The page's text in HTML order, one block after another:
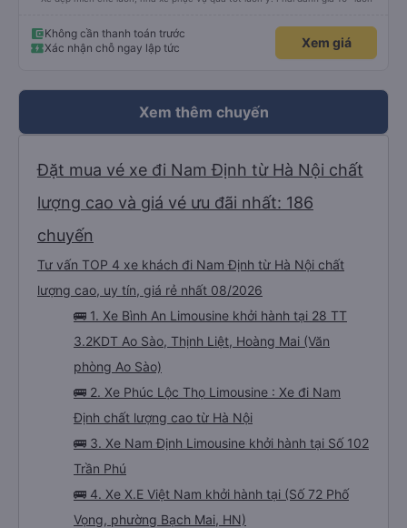
Không cần thanh toán trước
Xác nhận chỗ ngay lập tức
Xem giá
Xem thêm chuyến
Đặt mua vé xe đi Nam Định từ Hà Nội chất
lượng cao và giá vé ưu đãi nhất: 186
chuyến
Tư vấn TOP 4 xe khách đi Nam Định từ Hà Nội chất
lượng cao, uy tín, giá rẻ nhất 08/2026
🚌 1. Xe Bình An Limousine khởi hành tại 28 TT
3.2KDT Ao Sào, Thịnh Liệt, Hoàng Mai (Văn
phòng Ao Sào)
🚌 2. Xe Phúc Lộc Thọ Limousine : Xe đi Nam
Định chất lượng cao từ Hà Nội
🚌 3. Xe Nam Định Limousine khởi hành tại Số 102
Trần Phú
🚌 4. Xe X.E Việt Nam khởi hành tại (Số 72 Phố
Vọng, phường Bạch Mai, HN)